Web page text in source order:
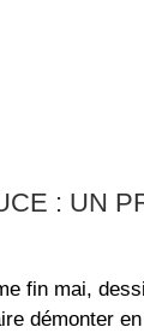
: UN
fin mai,
démonter